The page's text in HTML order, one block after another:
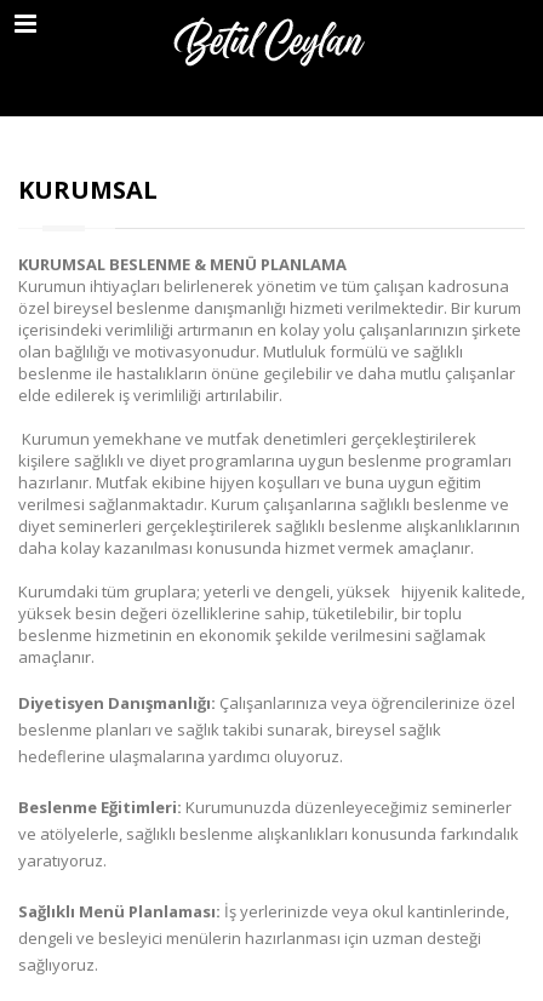
MENU
KURUMSAL
HİZMETLERİMİZ
BİZDEN HABERLER
S.S.S
HAVADA DIYET KOKUSU VAR
BİZE ULAŞIN
KURUMSAL
KURUMSAL BESLENME & MENÜ PLANLAMA
Kurumun ihtiyaçları belirlenerek yönetim ve tüm çalışan kadrosuna
özel bireysel beslenme danışmanlığı hizmeti verilmektedir. Bir kurum
içerisindeki verimliliği artırmanın en kolay yolu çalışanlarınızın şirkete
olan bağlılığı ve motivasyonudur. Mutluluk formülü ve sağlıklı
beslenme ile hastalıkların önüne geçilebilir ve daha mutlu çalışanlar
elde edilerek iş verimliliği artırılabilir.
Kurumun yemekhane ve mutfak denetimleri gerçekleştirilerek
kişilere sağlıklı ve diyet programlarına uygun beslenme programları
hazırlanır. Mutfak ekibine hijyen koşulları ve buna uygun eğitim
verilmesi sağlanmaktadır. Kurum çalışanlarına sağlıklı beslenme ve
diyet seminerleri gerçekleştirilerek sağlıklı beslenme alışkanlıklarının
daha kolay kazanılması konusunda hizmet vermek amaçlanır.
Kurumdaki tüm gruplara; yeterli ve dengeli, yüksek hijyenik kalitede,
yüksek besin değeri özelliklerine sahip, tüketilebilir, bir toplu
beslenme hizmetinin en ekonomik şekilde verilmesini sağlamak
amaçlanır.
Diyetisyen Danışmanlığı: Çalışanlarınıza veya öğrencilerinize özel
beslenme planları ve sağlık takibi sunarak, bireysel sağlık
hedeflerine ulaşmalarına yardımcı oluyoruz.
Beslenme Eğitimleri: Kurumunuzda düzenleyeceğimiz seminerler
ve atölyelerle, sağlıklı beslenme alışkanlıkları konusunda farkındalık
yaratıyoruz.
Sağlıklı Menü Planlaması: İş yerlerinizde veya okul kantinlerinde,
dengeli ve besleyici menülerin hazırlanması için uzman desteği
sağlıyoruz.